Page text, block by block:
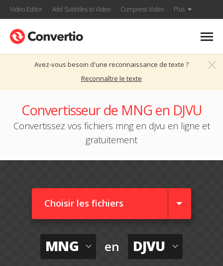
Video Editor Add Subtitles to Video Compress Video Plus
Avez-vous besoin d'une reconnaissance de texte ?
Reconnaître le texte
Convertisseur de MNG en DJVU
Convertissez vos fichiers mng en djvu en ligne et
gratuitement
Choisir les fichiers
MNG en DJVU